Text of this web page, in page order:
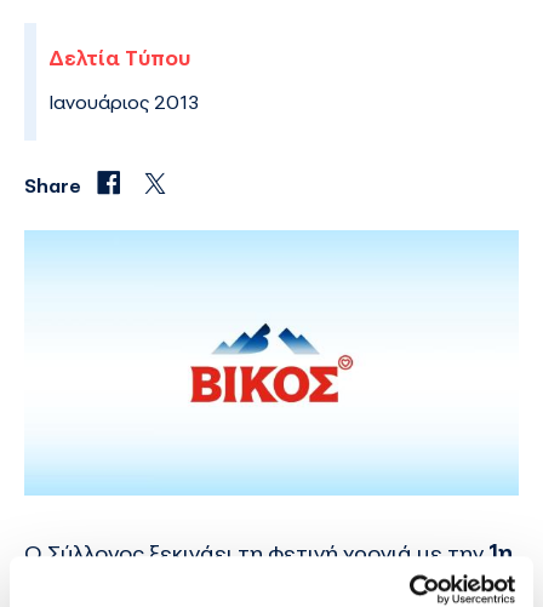
Δελτία Τύπου
Ιανουάριος 2013
Share
O Σύλλογος ξεκινάει τη φετινή χρονιά με την 1η
που θα πραγματοποιηθεί,